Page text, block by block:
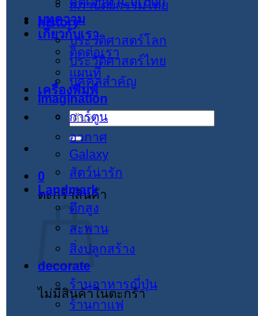
บทความ
เกี่ยวกับเรา
ติดต่อเรา
แผนที่
เครื่องพิมพ์
ค้นหา:
0
ตะกร้าสินค้า
ไม่มีสินค้าในตะกร้า
สภาปัตย์กรรมไทย
history
ประวัติศาสตร์โลก
ประวัติศาสตร์ไทย
บุคคลสำคัญ
imagination
การ์ตูน
อวกาศ
Galaxy
สัตว์น่ารัก
Landmark
ตึกสูง
สะพาน
สิ่งปลูกสร้าง
decorate
ร้านอาหารญี่ปุ่น
ร้านกาแฟ